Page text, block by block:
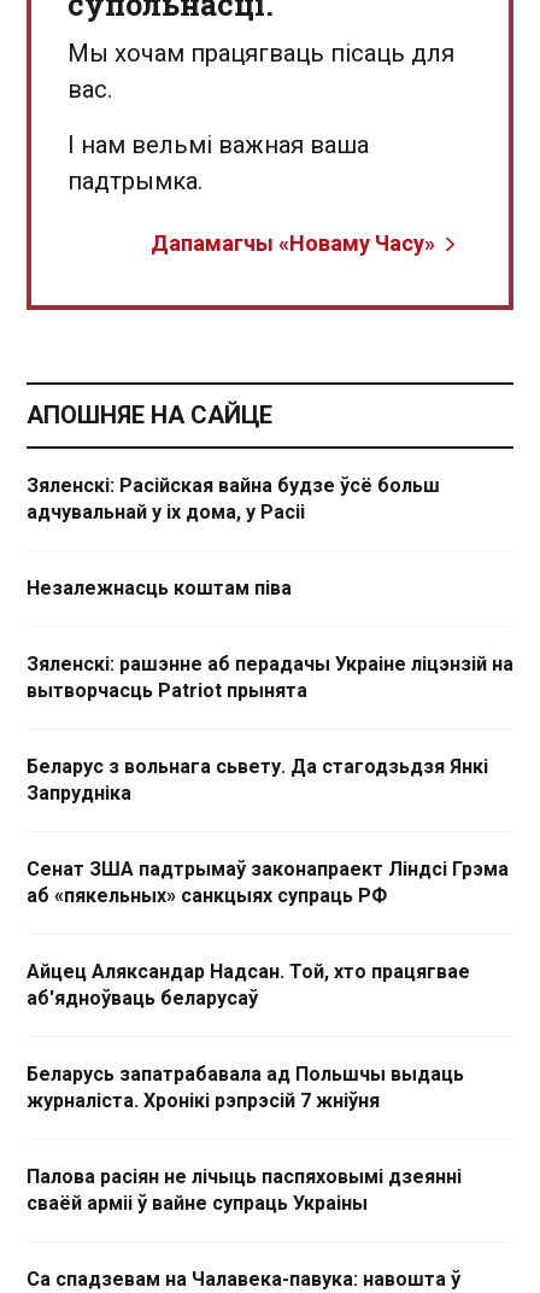
Мы хочам працягваць пісаць для
вас.
І нам вельмі важная ваша
падтрымка.
Дапамагчы «Новаму Часу»
АПОШНЯЕ НА САЙЦЕ
Зяленскі: Расійская вайна будзе ўсё больш
адчувальнай у іх дома, у Расіі
Незалежнасць коштам піва
Зяленскі: рашэнне аб перадачы Украіне ліцэнзій на
вытворчасць Patriot прынята
Беларус з вольнага сьвету. Да стагодзьдзя Янкі
Запрудніка
Сенат ЗША падтрымаў законапраект Ліндсі Грэма
аб «пякельных» санкцыях супраць РФ
Айцец Аляксандар Надсан. Той, хто працягвае
аб'ядноўваць беларусаў
Беларусь запатрабавала ад Польшчы выдаць
журналіста. Хронікі рэпрэсій 7 жніўня
Палова расіян не лічыць паспяховымі дзеянні
сваёй арміі ў вайне супраць Украіны
Са спадзевам на Чалавека-павука: навошта ў